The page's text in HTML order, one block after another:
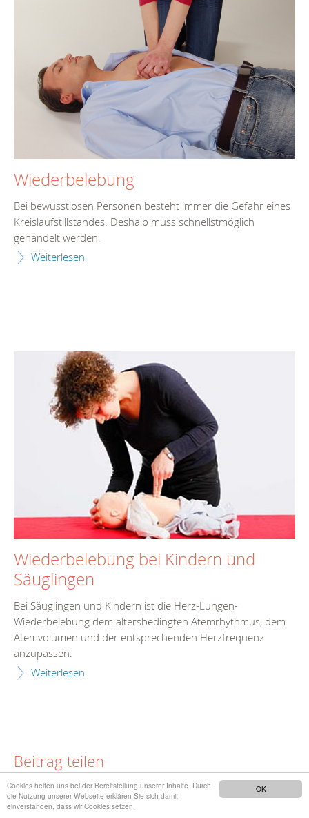
OK
Cookies helfen uns bei der Bereitstellung unserer Inhalte. Durch
die Nutzung unserer Webseite erklären Sie sich damit
einverstanden, dass wir Cookies setzen.
Wiederbelebung
Bei bewusstlosen Personen besteht immer die Gefahr eines
Kreislaufstillstandes. Deshalb muss schnellstmöglich
gehandelt werden.
Weiterlesen
Wiederbelebung bei Kindern und
Säuglingen
Bei Säuglingen und Kindern ist die Herz-Lungen-
Wiederbelebung dem altersbedingten Atemrhythmus, dem
Atemvolumen und der entsprechenden Herzfrequenz
anzupassen.
Weiterlesen
Beitrag teilen